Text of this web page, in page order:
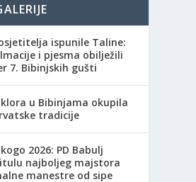
ispunile Taline:
i pjesma obilježili
7. Bibinjskih gušti
u Bibinjama okupila
tradicije
2026: PD Babulj
najboljeg majstora
manestre od sipe